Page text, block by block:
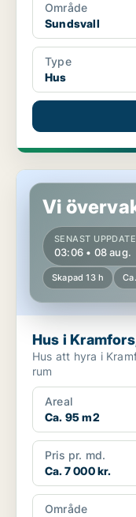
Område
Sundsvall
Type
Hus
Hus i Kramfors,
Vi
SENAST
03:06 • 08 aug.
Skapad 13 h
Hus i
Hus att hyra i Kramfors,
rum
Areal
Ca. 95 m2
Pris pr. md.
Ca. 7 000 kr.
Område